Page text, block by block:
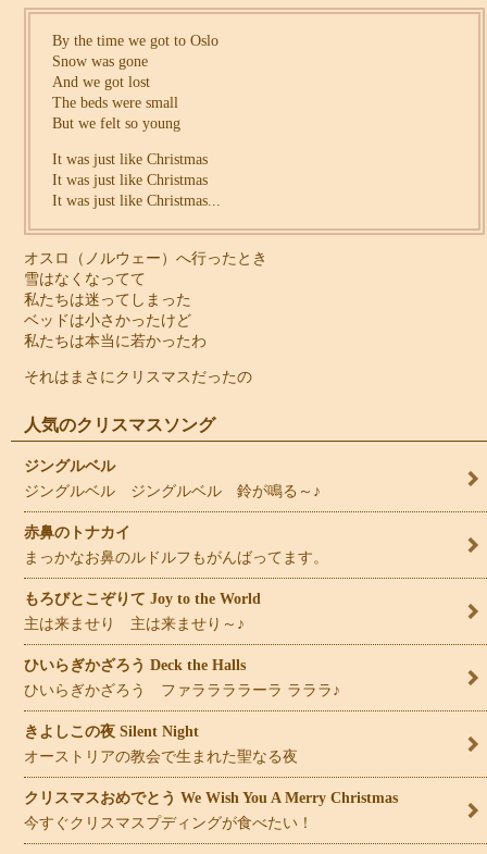
By the time we got to Oslo
Snow was gone
And we got lost
The beds were small
But we felt so young
It was just like Christmas
It was just like Christmas
It was just like Christmas...
オスロ（ノルウェー）へ行ったとき
雪はなくなってて
私たちは迷ってしまった
ベッドは小さかったけど
私たちは本当に若かったわ
それはまさにクリスマスだったの
人気のクリスマスソング
ジングルベル
ジングルベル ジングルベル 鈴が鳴る～♪
赤鼻のトナカイ
まっかなお鼻のルドルフもがんばってます。
もろびとこぞりて Joy to the World
主は来ませり 主は来ませり～♪
ひいらぎかざろう Deck the Halls
ひいらぎかざろう ファララララーラ ラララ♪
きよしこの夜 Silent Night
オーストリアの教会で生まれた聖なる夜
クリスマスおめでとう We Wish You A Merry Christmas
今すぐクリスマスプディングが食べたい！